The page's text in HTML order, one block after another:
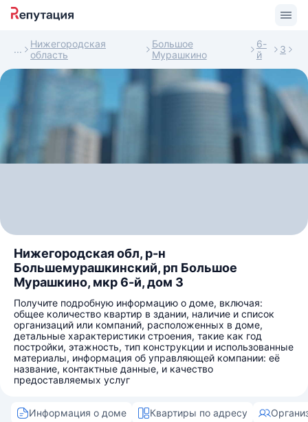
Нижегородская
область
Большое
Мурашкино
6-
й
3
Нижегородская обл, р-н
Большемурашкинский, рп Большое
Мурашкино, мкр 6-й, дом 3
Получите подробную информацию о доме, включая:
общее количество квартир в здании, наличие и список
организаций или компаний, расположенных в доме,
детальные характеристики строения, такие как год
постройки, этажность, тип конструкции и использованные
материалы, информация об управляющей компании: её
название, контактные данные, и качество
предоставляемых услуг
Информация о доме Квартиры по адресу